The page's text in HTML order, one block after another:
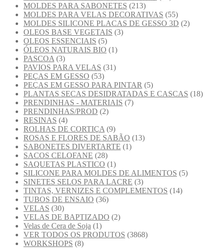
MOLDES PARA SABONETES (213)
MOLDES PARA VELAS DECORATIVAS (55)
MOLDES SILICONE PLACAS DE GESSO 3D (2)
OLEOS BASE VEGETAIS (3)
OLEOS ESSENCIAIS (5)
ÓLEOS NATURAIS BIO (1)
PASCOA (3)
PAVIOS PARA VELAS (31)
PEÇAS EM GESSO (53)
PEÇAS EM GESSO PARA PINTAR (5)
PLANTAS SECAS DESIDRATADAS E CASCAS (18)
PRENDINHAS - MATERIAIS (7)
PRENDINHAS/PROD (2)
RESINAS (4)
ROLHAS DE CORTIÇA (9)
ROSAS E FLORES DE SABÃO (13)
SABONETES DIVERTARTE (1)
SACOS CELOFANE (28)
SAQUETAS PLASTICO (1)
SILICONE PARA MOLDES DE ALIMENTOS (5)
SINETES SELOS PARA LACRE (3)
TINTAS, VERNIZES E COMPLEMENTOS (14)
TUBOS DE ENSAIO (36)
VELAS (30)
VELAS DE BAPTIZADO (2)
Velas de Cera de Soja (1)
VER TODOS OS PRODUTOS (3868)
WORKSHOPS (8)